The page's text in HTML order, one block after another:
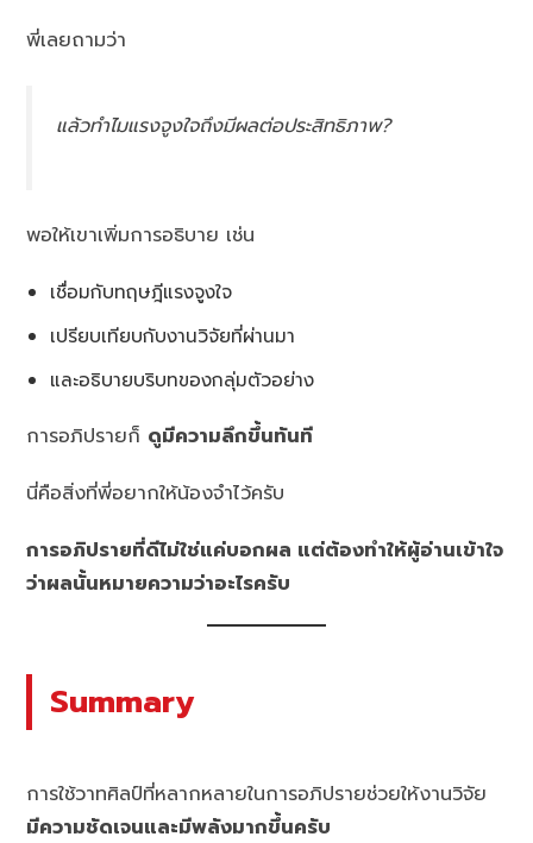
พี่เลยถามว่า
แล้วทำไมแรงจูงใจถึงมีผลต่อประสิทธิภาพ?
พอให้เขาเพิ่มการอธิบาย เช่น
เชื่อมกับทฤษฎีแรงจูงใจ
เปรียบเทียบกับงานวิจัยที่ผ่านมา
และอธิบายบริบทของกลุ่มตัวอย่าง
การอภิปรายก็ ดูมีความลึกขึ้นทันที
นี่คือสิ่งที่พี่อยากให้น้องจำไว้ครับ
การอภิปรายที่ดีไม่ใช่แค่บอกผล แต่ต้องทำให้ผู้อ่านเข้าใจ
ว่าผลนั้นหมายความว่าอะไรครับ
Summary
การใช้วาทศิลป์ที่หลากหลายในการอภิปรายช่วยให้งานวิจัย
มีความชัดเจนและมีพลังมากขึ้นครับ